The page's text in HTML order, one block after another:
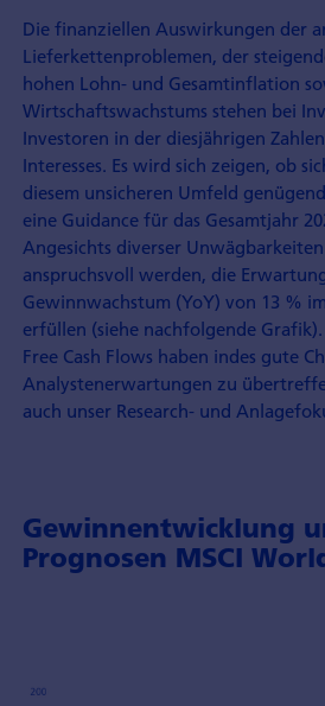
Die finanziellen Auswirkungen der
Lieferkettenproblemen, der
hohen Lohn- und Gesamtinflation
Wirtschaftswachstums stehen bei
Investoren in der diesjährigen
Interesses. Es wird sich zeigen, ob
diesem unsicheren Umfeld
eine Guidance für das Gesamtjahr
Angesichts diverser
anspruchsvoll werden, die
Gewinnwachstum (YoY) von 13 %
erfüllen (siehe nachfolgende
Free Cash Flows haben indes gute
Analystenerwartungen zu
auch unser Research- und
Gewinnentwicklung
Prognosen MSCI